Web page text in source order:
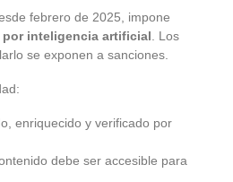
febrero de 2025, impone
inteligencia artificial . Los
se exponen a sanciones.
enriquecido y verificado por
debe ser accesible para